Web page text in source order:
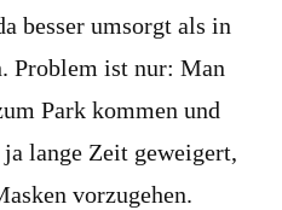
besser umsorgt als in
Problem ist nur: Man
Park kommen und
lange Zeit geweigert,
vorzugehen.